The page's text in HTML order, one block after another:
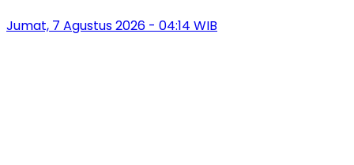
Jumat, 7 Agustus 2026 - 04:14 WIB